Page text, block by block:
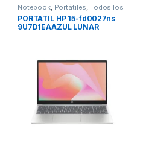
Notebook, Portátiles Todos los
portátiles
PORTATIL HP 15-fd0027ns
9U7D1EAAZUL LUNAR